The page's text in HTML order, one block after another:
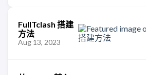
FullTclash 搭建
方法
Aug 13, 2023